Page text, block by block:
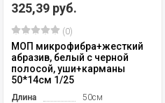
325,39 руб.
(0)
МОП микрофибра+жесткий
абразив, белый с черной
полосой, уши+карманы
50*14см 1/25
Длина
50см